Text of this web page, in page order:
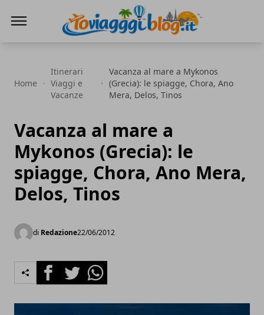
Home
Itinerari
Viaggi e
Vacanze
Vacanza al mare a Mykonos
(Grecia): le spiagge, Chora, Ano
Mera, Delos, Tinos
Vacanza al mare a
Mykonos (Grecia): le
spiagge, Chora, Ano Mera,
Delos, Tinos
di Redazione22/06/2012
FacebookTwitterWhatsapp